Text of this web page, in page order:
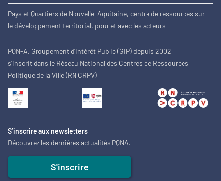
Pays et Quartiers de Nouvelle-Aquitaine, centre de ressources sur
le développement territorial, pour et avec les acteurs
PQN-A, Groupement d'Intérêt Public (GIP) depuis 2002
s'inscrit dans le Réseau National des Centres de Ressources
Politique de la Ville (RN CRPV)
S’inscrire aux newsletters
Découvrez les dernières actualités PQNA.
S'inscrire